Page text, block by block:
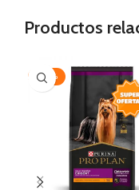
Productos
-20%